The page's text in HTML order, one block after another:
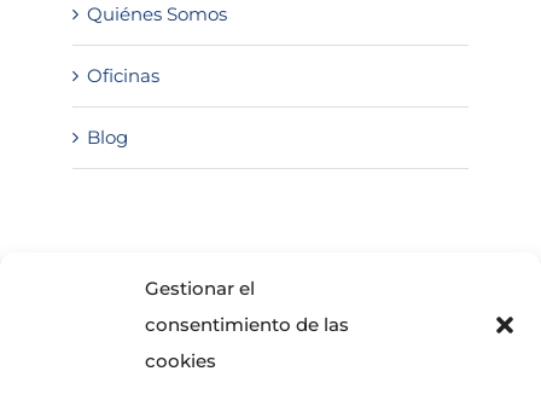
Gestionar el
consentimiento de las
cookies
Quiénes Somos
Oficinas
Blog